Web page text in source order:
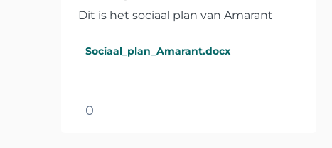
Dit is het sociaal plan van Amarant
Sociaal_plan_Amarant.docx
0